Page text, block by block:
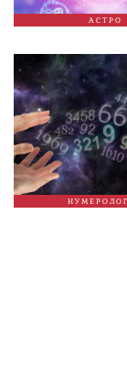
АСТРО